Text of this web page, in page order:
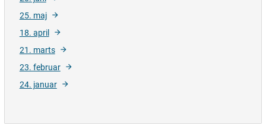
25. maj
18. april
21. marts
23. februar
24. januar